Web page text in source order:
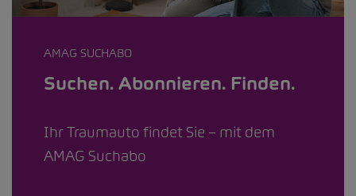
AMAG SUCHABO
Suchen. Abonnieren. Finden.
Ihr Traumauto findet Sie – mit dem
AMAG Suchabo